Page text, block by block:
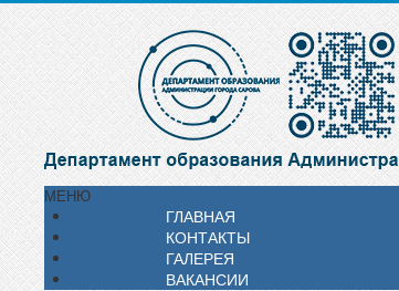
МЕНЮ
ГЛАВНАЯ
КОНТАКТЫ
ГАЛЕРЕЯ
ВАКАНСИИ